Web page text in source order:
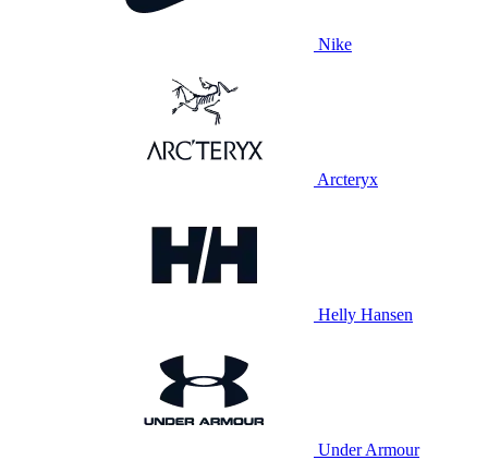
Nike
Arcteryx
Helly Hansen
Under Armour